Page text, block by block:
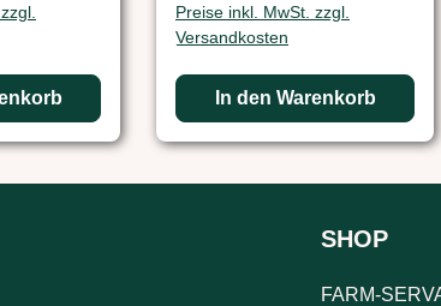
Preise inkl. MwSt. zzgl.
Versandkosten
In den Warenkorb
SHOP
FARM-